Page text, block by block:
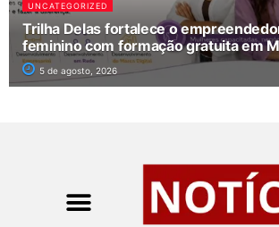
UNCATEGORIZED
Trilha Delas fortalece o
feminino com formação gratuita em
5 de agosto, 2026